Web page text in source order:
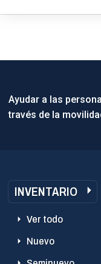
Ayudar a las
través de la
INVENTARIO
Ver todo
Nuevo